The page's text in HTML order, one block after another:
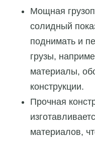
Мощная
солидный
поднимать и
грузы,
материалы,
конструкции.
Прочная
материалов,